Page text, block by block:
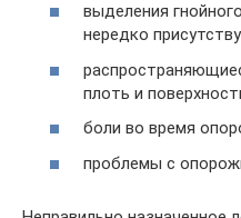
выделения
нередко
плоть и
боли во время
проблемы с